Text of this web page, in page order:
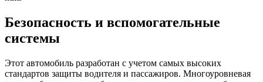
Безопасность и вспомогательные
системы
Этот автомобиль разработан с учетом самых высоких
стандартов защиты водителя и пассажиров. Многоуровневая